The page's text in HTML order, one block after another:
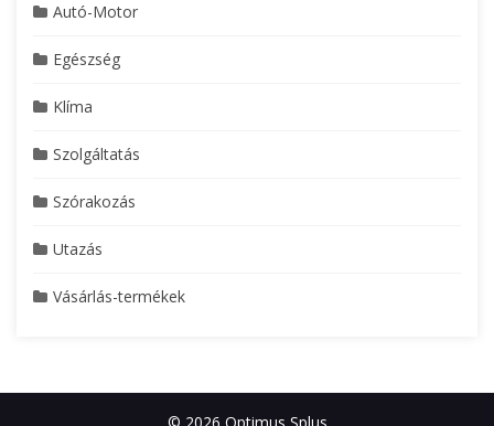
Autó-Motor
Egészség
Klíma
Szolgáltatás
Szórakozás
Utazás
Vásárlás-termékek